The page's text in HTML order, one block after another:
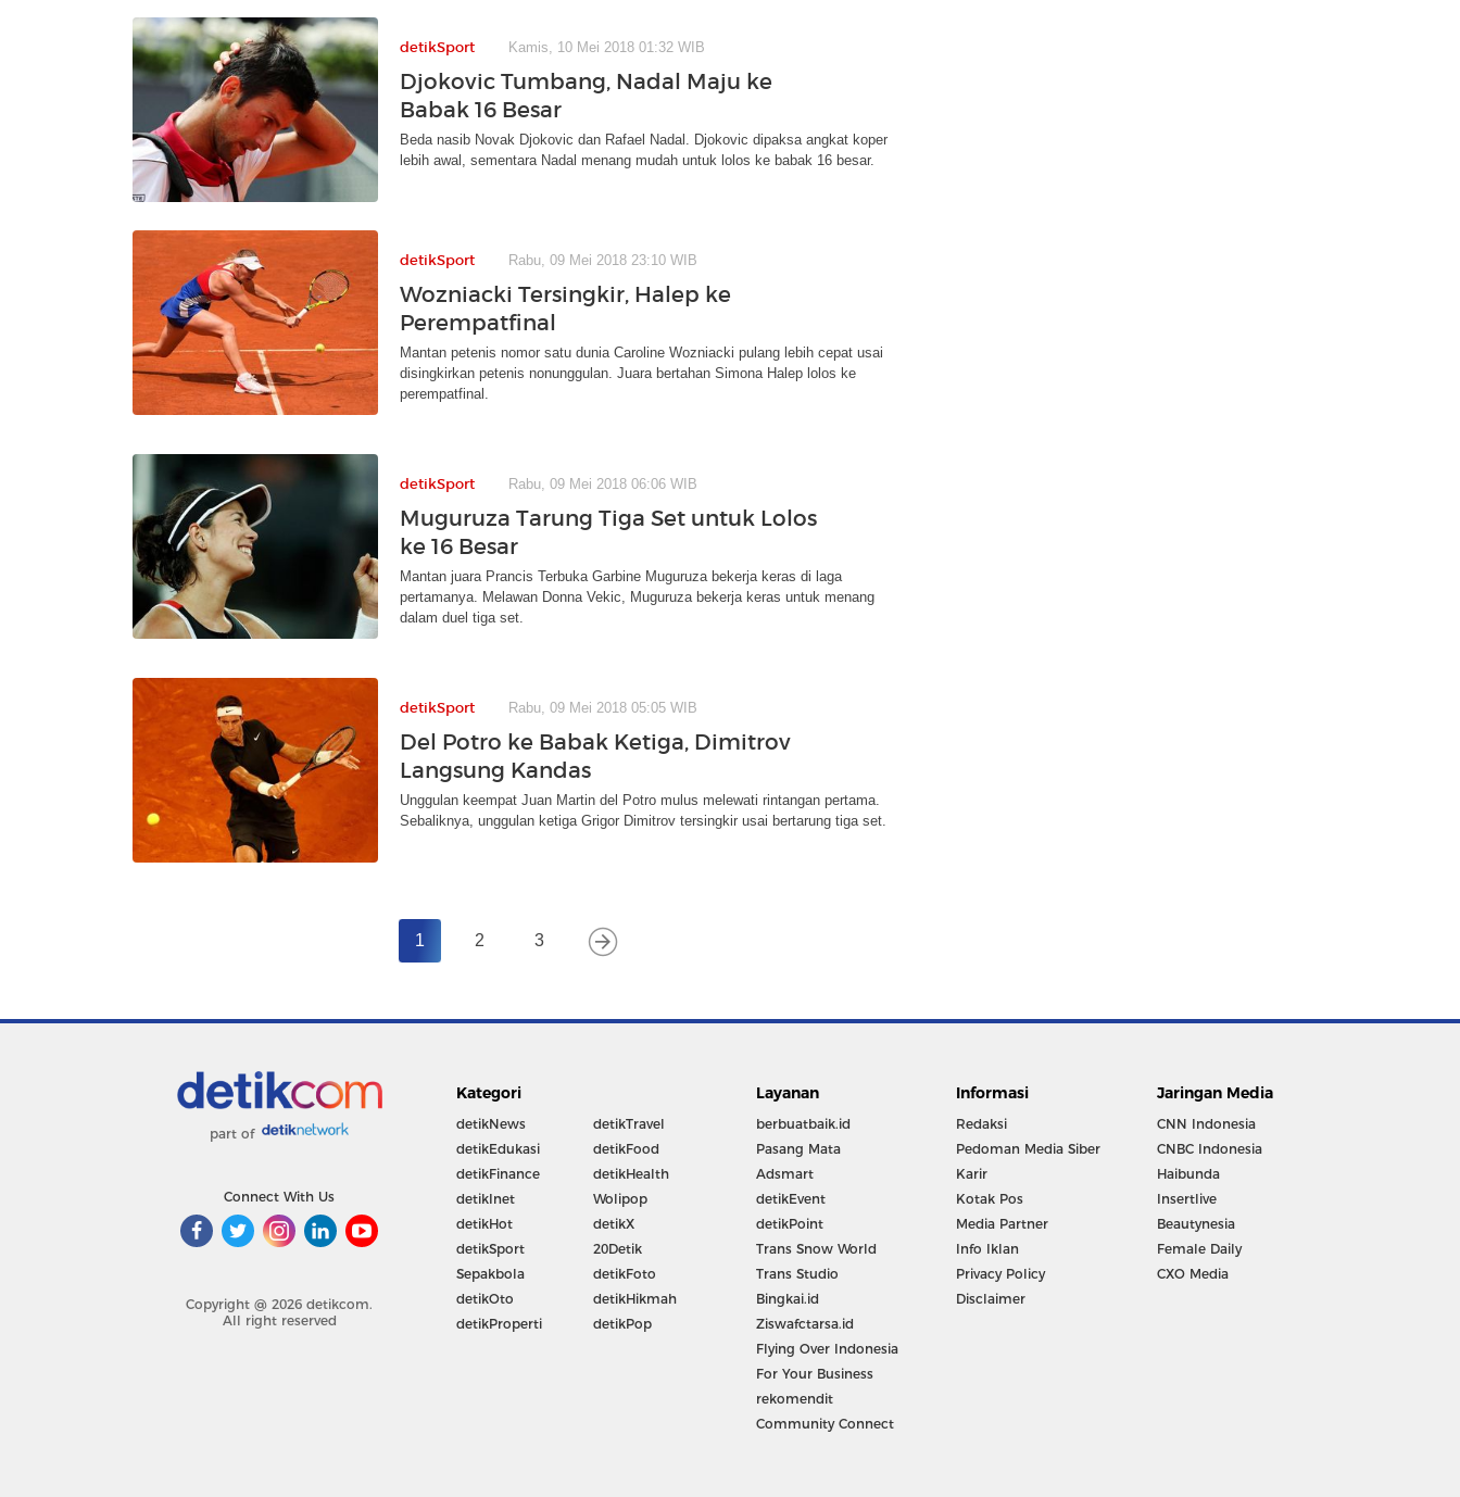
detikSport Kamis, 10 Mei 2018 01:32 WIB
Djokovic Tumbang, Nadal Maju ke
Babak 16 Besar
Beda nasib Novak Djokovic dan Rafael Nadal. Djokovic dipaksa angkat koper
lebih awal, sementara Nadal menang mudah untuk lolos ke babak 16 besar.
detikSport Rabu, 09 Mei 2018 23:10 WIB
Wozniacki Tersingkir, Halep ke
Perempatfinal
Mantan petenis nomor satu dunia Caroline Wozniacki pulang lebih cepat usai
disingkirkan petenis nonunggulan. Juara bertahan Simona Halep lolos ke
perempatfinal.
detikSport Rabu, 09 Mei 2018 06:06 WIB
Muguruza Tarung Tiga Set untuk Lolos
ke 16 Besar
Mantan juara Prancis Terbuka Garbine Muguruza bekerja keras di laga
pertamanya. Melawan Donna Vekic, Muguruza bekerja keras untuk menang
dalam duel tiga set.
detikSport Rabu, 09 Mei 2018 05:05 WIB
Del Potro ke Babak Ketiga, Dimitrov
Langsung Kandas
Unggulan keempat Juan Martin del Potro mulus melewati rintangan pertama.
Sebaliknya, unggulan ketiga Grigor Dimitrov tersingkir usai bertarung tiga set.
1 2 3
part of
Connect With Us
Copyright @ 2026 detikcom.
All right reserved
Kategori
detikNews
detikEdukasi
detikFinance
detikInet
detikHot
detikSport
Sepakbola
detikOto
detikProperti
detikTravel
detikFood
detikHealth
Wolipop
detikX
20Detik
detikFoto
detikHikmah
detikPop
Layanan
berbuatbaik.id
Pasang Mata
Adsmart
detikEvent
detikPoint
Trans Snow World
Trans Studio
Bingkai.id
Ziswafctarsa.id
Flying Over Indonesia
For Your Business
rekomendit
Community Connect
Informasi
Redaksi
Pedoman Media Siber
Karir
Kotak Pos
Media Partner
Info Iklan
Privacy Policy
Disclaimer
Jaringan Media
CNN Indonesia
CNBC Indonesia
Haibunda
Insertlive
Beautynesia
Female Daily
CXO Media